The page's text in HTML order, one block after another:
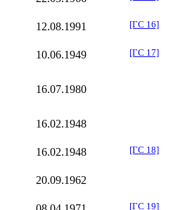
12.08.1991 [ГС 16]
10.06.1949 [ГС 17]
16.07.1980
16.02.1948
16.02.1948 [ГС 18]
20.09.1962
[ГС 19]